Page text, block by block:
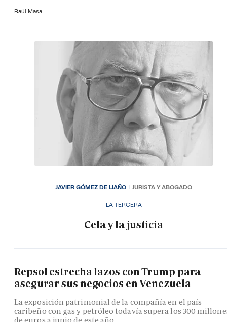
Raúl Masa
LA TERCERA
Cela y la justicia
JAVIER GÓMEZ DE LIAÑO JURISTA Y ABOGADO
Repsol estrecha lazos con Trump para
asegurar sus negocios en Venezuela
La exposición patrimonial de la compañía en el país
caribeño con gas y petróleo todavía supera los 300